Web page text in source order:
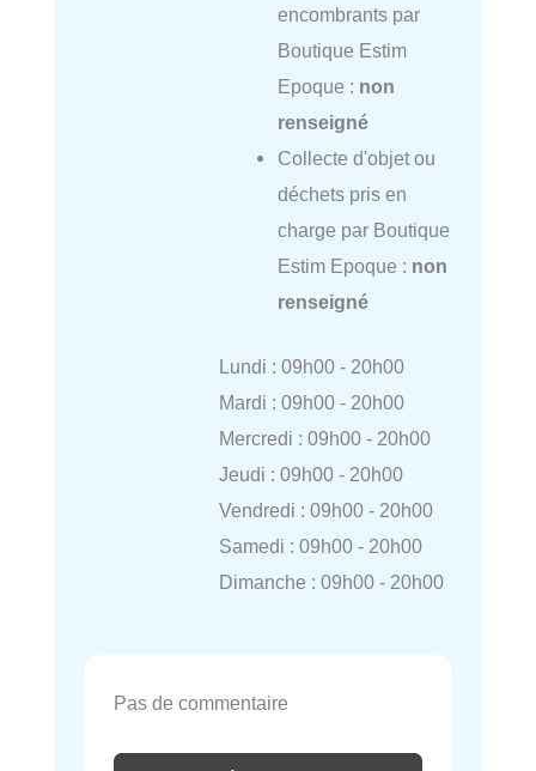
encombrants par
Boutique Estim
Epoque : non
renseigné
Collecte d'objet ou
déchets pris en
charge par Boutique
Estim Epoque : non
renseigné
Lundi : 09h00 - 20h00
Mardi : 09h00 - 20h00
Mercredi : 09h00 - 20h00
Jeudi : 09h00 - 20h00
Vendredi : 09h00 - 20h00
Samedi : 09h00 - 20h00
Dimanche : 09h00 - 20h00
Pas de commentaire